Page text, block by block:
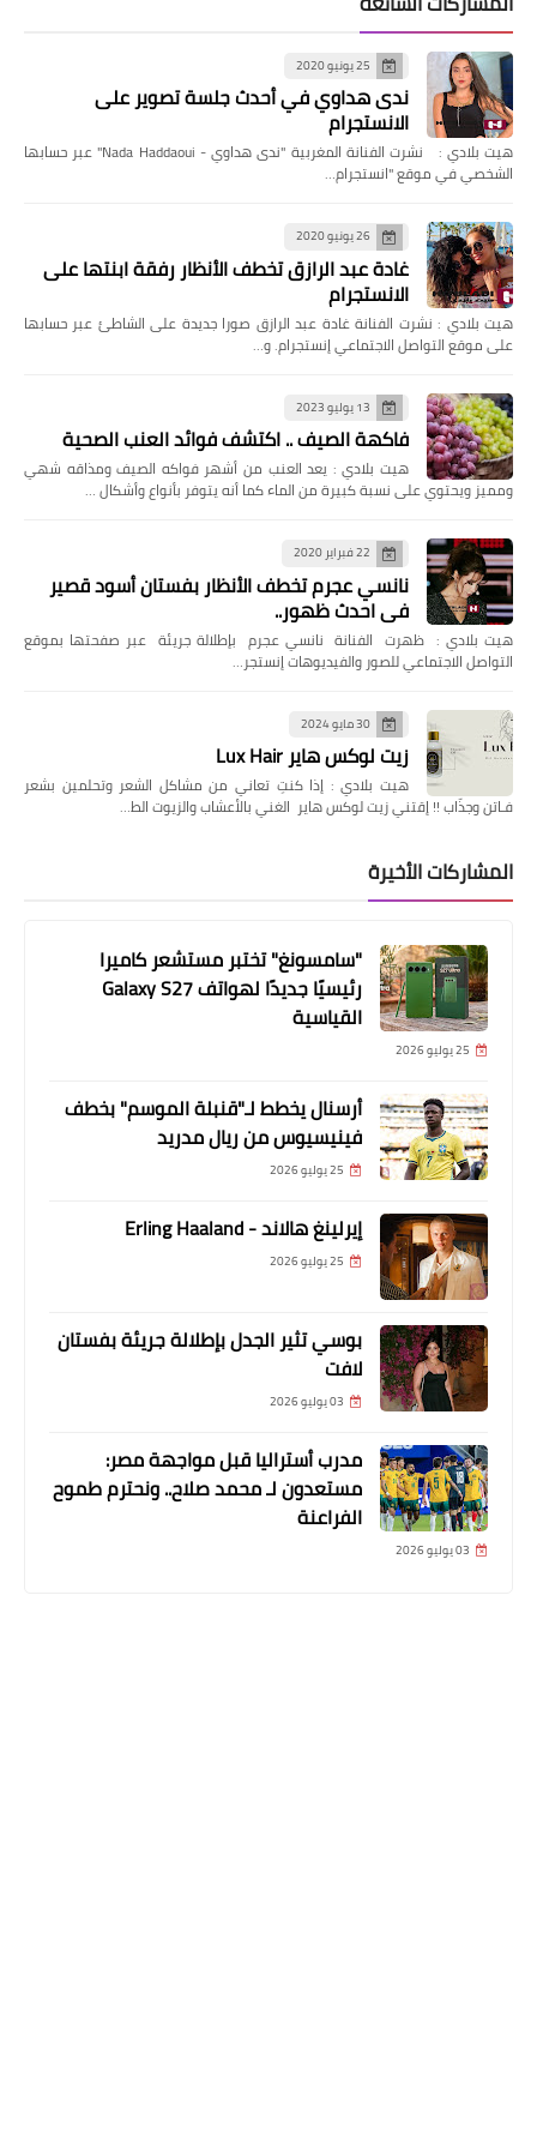
25 يونيو 2020
ندى هداوي في أحدث جلسة تصوير على
الانستجرام
هيت بلادي : نشرت الفنانة المغربية "ندى هداوي - Nada Haddaoui" عبر حسابها
الشخصي في موقع "انستجرام…
26 يونيو 2020
غادة عبد الرازق تخطف الأنظار رفقة ابنتها على
الانستجرام
هيت بلادي : نشرت الفنانة غادة عبد الرازق صورا جديدة على الشاطئ عبر حسابها
على موقع التواصل الاجتماعي إنستجرام. و…
13 يوليو 2023
فاكهة الصيف .. اكتشف فوائد العنب الصحية
هيت بلادي : يعد العنب من أشهر فواكه الصيف ومذاقه شهي
ومميز ويحتوي على نسبة كبيرة من الماء كما أنه يتوفر بأنواع وأشكال …
22 فبراير 2020
نانسي عجرم تخطف الأنظار بفستان أسود قصير
في احدث ظهور..
هيت بلادي : ظهرت الفنانة نانسي عجرم بإطلالة جريئة عبر صفحتها بموقع
التواصل الاجتماعي للصور والفيديوهات إنستجر…
30 مايو 2024
زيت لوكس هاير Lux Hair
هيت بلادي : إذا كنتِ تعاني من مشاكل الشعر وتحلمين بشعر
فـاتن وجذّاب !! إقتني زيت لوكس هاير الغني بالأعشاب والزيوت الط…
المشاركات الأخيرة
"سامسونغ" تختبر مستشعر كاميرا
رئيسيًا جديدًا لهواتف Galaxy S27
القياسية
25 يوليو 2026
أرسنال يخطط لـ"قنبلة الموسم" بخطف
فينيسيوس من ريال مدريد
25 يوليو 2026
إيرلينغ هالاند - Erling Haaland
25 يوليو 2026
بوسي تثير الجدل بإطلالة جريئة بفستان
لافت
03 يوليو 2026
مدرب أستراليا قبل مواجهة مصر:
مستعدون لـ محمد صلاح.. ونحترم طموح
الفراعنة
03 يوليو 2026